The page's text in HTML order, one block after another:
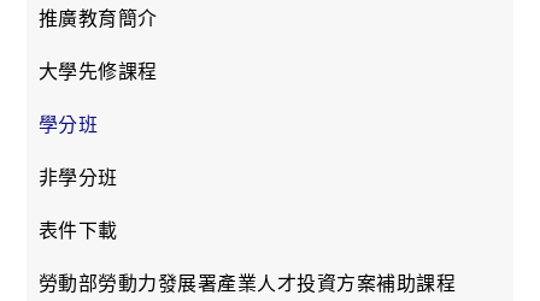
推廣教育簡介
大學先修課程
學分班
非學分班
表件下載
勞動部勞動力發展署產業人才投資方案補助課程